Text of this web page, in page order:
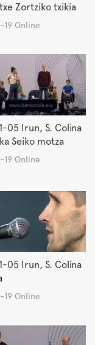
Zortziko txikia
19 Online
05 Irun, S. Colina
Seiko motza
19 Online
05 Irun, S. Colina
19 Online